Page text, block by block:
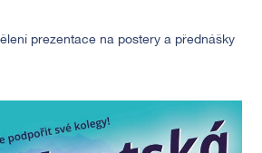
prezentace na postery a přednášky